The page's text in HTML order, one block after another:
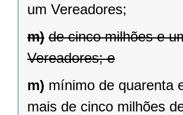
um Vereadores;
m) de cinco milhões e
Vereadores; e
m) mínimo de quarenta
mais de cinco milhões